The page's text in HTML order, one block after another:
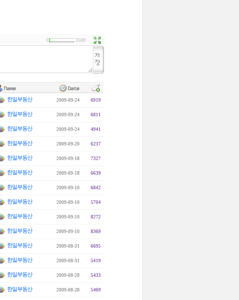
0 3500
한일부동산 2009-09-24 6919
한일부동산 2009-09-24 6811
한일부동산 2009-09-24 4941
한일부동산 2009-09-20 6237
한일부동산 2009-09-18 7327
한일부동산 2009-09-18 6639
한일부동산 2009-09-10 6842
한일부동산 2009-09-10 5704
한일부동산 2009-09-10 8272
한일부동산 2009-09-10 8369
한일부동산 2009-08-31 6695
한일부동산 2009-08-31 5419
한일부동산 2009-08-28 5433
한일부동산 2009-08-28 5469